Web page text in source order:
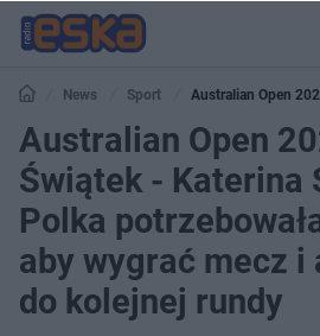
News Sport
Australian Open
Siniakova. Polka potrzebowała 81 minut, aby
kolejnej rundy
Australian Open
Świątek - Katerina
Polka
aby wygrać mecz i
do kolejnej rundy